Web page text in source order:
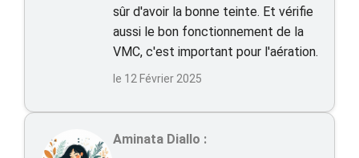
sûr d'avoir la bonne teinte. Et vérifie
aussi le bon fonctionnement de la
VMC, c'est important pour l'aération.
le 12 Février 2025
Aminata Diallo :